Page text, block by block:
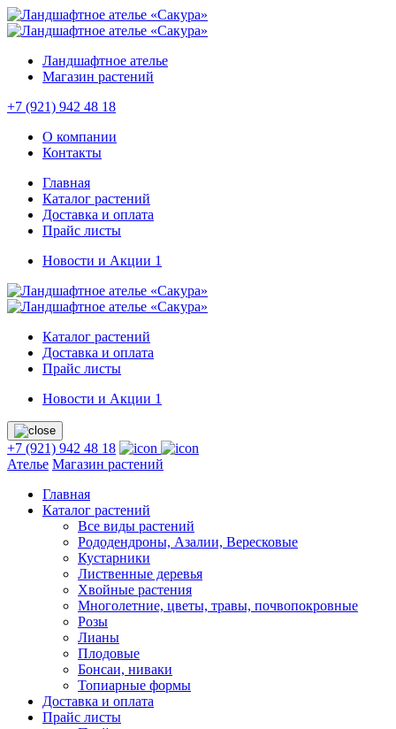
Ландшафтное ателье
Магазин растений
+7 (921) 942 48 18
О компании
Контакты
Главная
Каталог растений
Доставка и оплата
Прайс листы
Новости и Акции 1
Каталог растений
Доставка и оплата
Прайс листы
Новости и Акции 1
+7 (921) 942 48 18
Ателье Магазин растений
Главная
Каталог растений
Все виды растений
Рододендроны, Азалии, Вересковые
Кустарники
Лиственные деревья
Хвойные растения
Многолетние, цветы, травы, почвопокровные
Розы
Лианы
Плодовые
Бонсаи, ниваки
Топиарные формы
Доставка и оплата
Прайс листы